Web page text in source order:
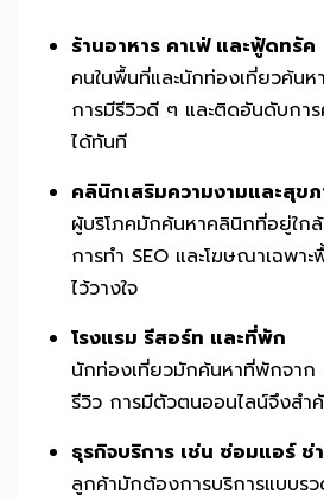
ร้านอาหาร คาเฟ่ และฟู้ดทรัค
คนในพื้นที่และนักท่องเที่ยวค้นห
การมีรีวิวดี ๆ และติดอันดับกา
ได้ทันที
คลินิกเสริมความงามและสุข
ผู้บริโภคมักค้นหาคลินิกที่อยู่ใกล้
การทำ SEO และโฆษณาเฉพา
ไว้วางใจ
โรงแรม รีสอร์ท และที่พัก
นักท่องเที่ยวมักค้นหาที่พักจาก
รีวิว การมีตัวตนออนไลน์จึงส
ธุรกิจบริการ เช่น ซ่อมแอร์ ช่
ลูกค้ามักต้องการบริการแบบรว